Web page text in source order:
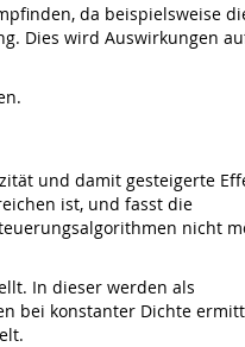
da beispielsweise
Dies wird Auswirkungen
und damit gesteigerte
ist, und fasst die
nicht
In dieser werden als
bei konstanter Dichte